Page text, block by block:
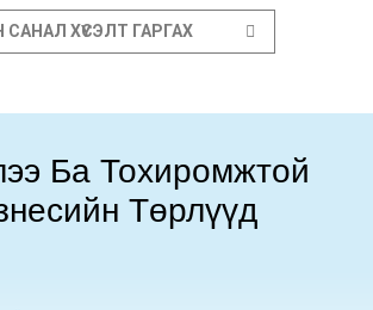
САНАЛ ХҮСЭЛТ ГАРГАХ
Ба Тохиромжтой
Төрлүүд